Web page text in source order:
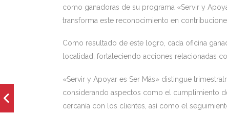
como ganadoras de su programa «Servir y
transforma este reconocimiento en
Como resultado de este logro, cada oficina
localidad, fortaleciendo acciones relacionadas
«Servir y Apoyar es Ser Más» distingue
considerando aspectos como el cumplimiento
cercanía con los clientes, así como el